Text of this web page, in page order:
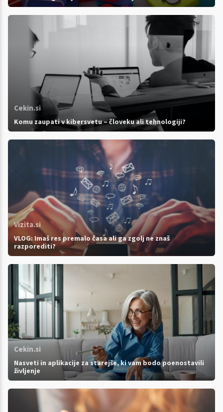
Cekin.si
Komu zaupati v kibersvetu – človeku ali tehnologiji?
Vizita.si
VLOG: Imaš res premalo časa ali ga zgolj ne znaš
razporediti?
Cekin.si
Nasveti in aplikacije za starejše, ki vam bodo poenostavili
življenje